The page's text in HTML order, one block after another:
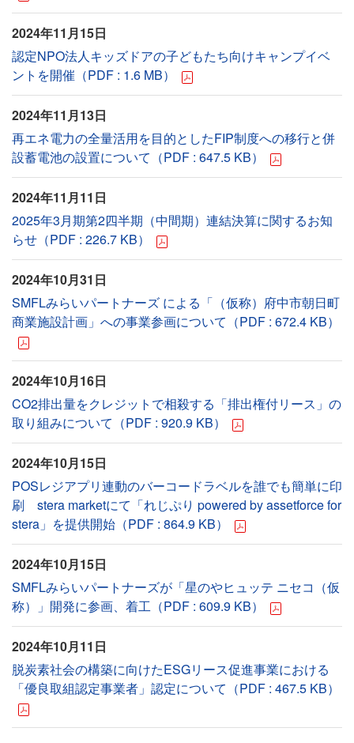
2024年11月15日
認定NPO法人キッズドアの子どもたち向けキャンプイベ
ントを開催（PDF : 1.6 MB）
2024年11月13日
再エネ電力の全量活用を目的としたFIP制度への移行と併
設蓄電池の設置について（PDF : 647.5 KB）
2024年11月11日
2025年3月期第2四半期（中間期）連結決算に関するお知
らせ（PDF : 226.7 KB）
2024年10月31日
SMFLみらいパートナーズ による「（仮称）府中市朝日町
商業施設計画」への事業参画について（PDF : 672.4 KB）
2024年10月16日
CO2排出量をクレジットで相殺する「排出権付リース」の
取り組みについて（PDF : 920.9 KB）
2024年10月15日
POSレジアプリ連動のバーコードラベルを誰でも簡単に印
刷 stera marketにて「れじぷり powered by assetforce for
stera」を提供開始（PDF : 864.9 KB）
2024年10月15日
SMFLみらいパートナーズが「星のやヒュッテ ニセコ（仮
称）」開発に参画、着工（PDF : 609.9 KB）
2024年10月11日
脱炭素社会の構築に向けたESGリース促進事業における
「優良取組認定事業者」認定について（PDF : 467.5 KB）